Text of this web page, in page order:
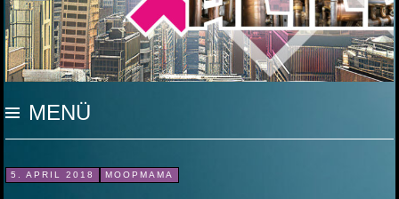
MENÜ
INHALT
5. APRIL 2018 MOOPMAMA